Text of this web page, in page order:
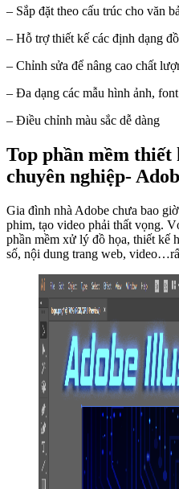
– Sắp đặt theo cấu trúc cho văn
– Hỗ trợ thiết kế các định dạng
– Chỉnh sửa để nâng cao chất
– Đa dạng các mẫu hình ảnh,
– Điều chỉnh màu sắc dễ dàng
Top phần mềm thiết
chuyên nghiệp-
Gia đình nhà Adobe chưa bao
phim, tạo video phải thất vọng.
phần mềm xử lý đồ họa, thiết kế
số, nội dung trang web,